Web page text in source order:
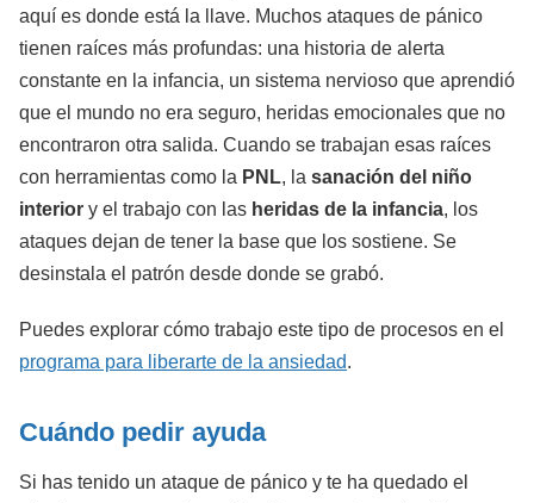
aquí es donde está la llave. Muchos ataques de pánico
tienen raíces más profundas: una historia de alerta
constante en la infancia, un sistema nervioso que aprendió
que el mundo no era seguro, heridas emocionales que no
encontraron otra salida. Cuando se trabajan esas raíces
con herramientas como la PNL, la sanación del niño
interior y el trabajo con las heridas de la infancia, los
ataques dejan de tener la base que los sostiene. Se
desinstala el patrón desde donde se grabó.
Puedes explorar cómo trabajo este tipo de procesos en el
programa para liberarte de la ansiedad.
Cuándo pedir ayuda
Si has tenido un ataque de pánico y te ha quedado el